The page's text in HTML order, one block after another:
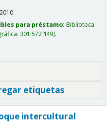
2010
para préstamo: Biblioteca
301.572?I49 .
etiquetas
intercultural